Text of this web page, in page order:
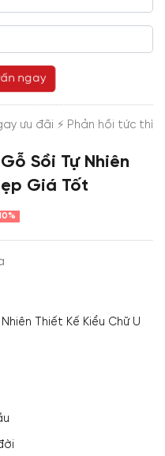
ngay
Sồi Tự Nhiên
Giá Tốt
Thiết Kế Kiểu Chữ U